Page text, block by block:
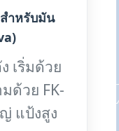
สำหรับมัน
เริ่มด้วย
ด้วย FK-
แป้งสูง